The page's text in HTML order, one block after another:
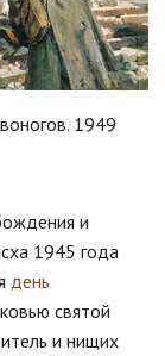
1949
и
1945 года
день
святой
и нищих